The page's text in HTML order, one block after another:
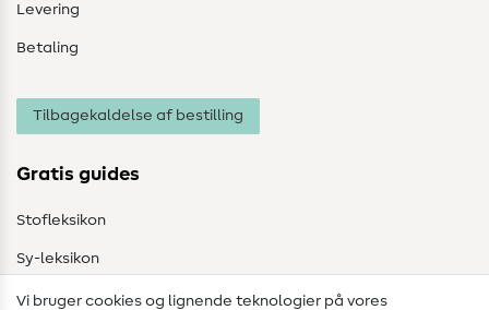
Levering
Betaling
Tilbagekaldelse af bestilling
Gratis guides
Stofleksikon
Sy-leksikon
Syvejledninger
Vi bruger cookies og lignende teknologier på vores